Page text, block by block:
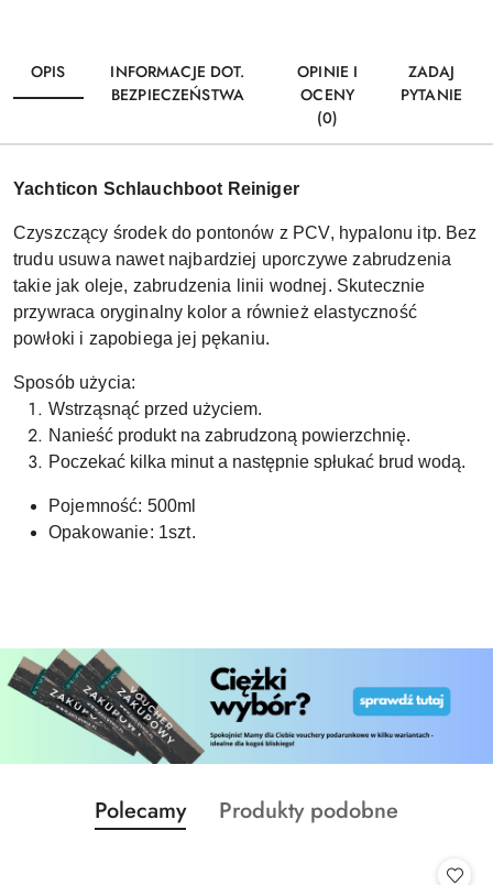
OPIS
INFORMACJE DOT.
BEZPIECZEŃSTWA
OPINIE I
OCENY
(0)
ZADAJ
PYTANIE
Yachticon Schlauchboot Reiniger
Czyszczący środek do pontonów z PCV, hypalonu itp. Bez
trudu usuwa nawet najbardziej uporczywe zabrudzenia
takie jak oleje, zabrudzenia linii wodnej. Skutecznie
przywraca oryginalny kolor a również elastyczność
powłoki i zapobiega jej pękaniu.
Sposób użycia:
Wstrząsnąć przed użyciem.
Nanieść produkt na zabrudzoną powierzchnię.
Poczekać kilka minut a następnie spłukać brud wodą.
Pojemność: 500ml
Opakowanie: 1szt.
Pomiń karuzelę produktów
Produkty
o
Polecamy
Produkty
Produkty podobne